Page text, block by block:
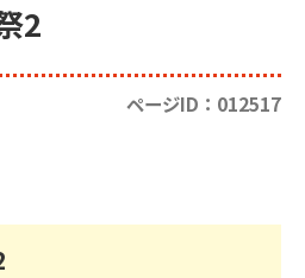
2
ページID：012517